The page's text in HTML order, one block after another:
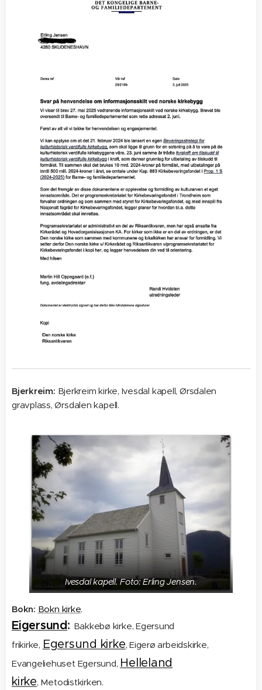
Bjerkreim: Bjerkreim kirke, Ivesdal kapell, Ørsdalen
gravplass, Ørsdalen kapell.
Ivesdal kapell. Foto: Erling Jensen.
Bokn: Bokn kirke.
Eigersund: Bakkebø kirke, Egersund
frikirke, Egersund kirke, Eigerø arbeidskirke,
Evangeliehuset Egersund, Helleland
kirke, Metodistkirken.